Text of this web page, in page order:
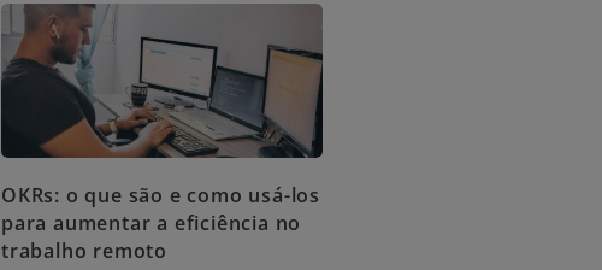
OKRs: o que são e como usá-los
para aumentar a eficiência no
trabalho remoto